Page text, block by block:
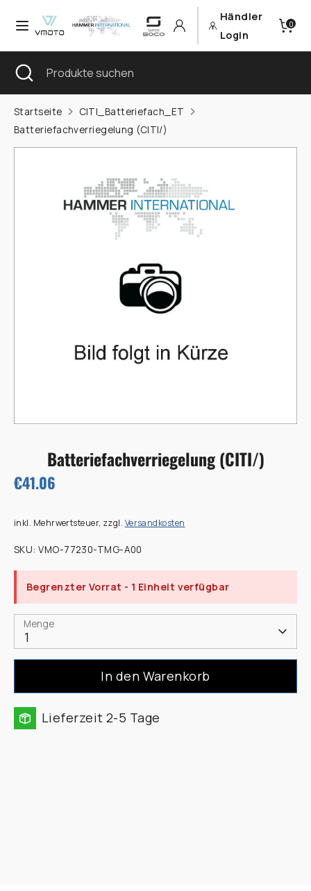
zum
Händler
Login
0
Währung
Deutschland (EUR €)
Sprache
Deutsch
SuchenProdukte
suchen
SuchenProdukte
Suche
schließen
Startseite
CITI_Batteriefach_ET
Batteriefachverriegelung (CITI/)
Batteriefachverriegelung (CITI/)
€41.06
inkl. Mehrwertsteuer, zzgl. Versandkosten
SKU:VMO-77230-TMG-A00
Begrenzter Vorrat - 1 Einheit verfügbar
Menge
1
In den Warenkorb
Lieferzeit 2-5 Tage